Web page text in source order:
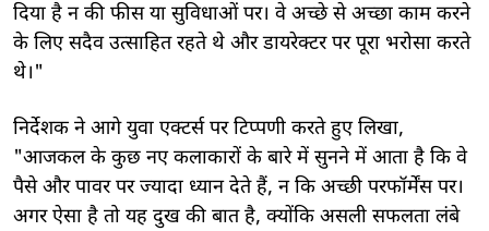
दिया है न की फीस या सुविधाओं पर। वे अच्छे से अच्छा काम करने
के लिए सदैव उत्साहित रहते थे और डायरेक्टर पर पूरा भरोसा करते
थे।"
निर्देशक ने आगे युवा एक्टर्स पर टिप्पणी करते हुए लिखा,
"आजकल के कुछ नए कलाकारों के बारे में सुनने में आता है कि वे
पैसे और पावर पर ज्यादा ध्यान देते हैं, न कि अच्छी परफॉर्मेंस पर।
अगर ऐसा है तो यह दुख की बात है, क्योंकि असली सफलता लंबे